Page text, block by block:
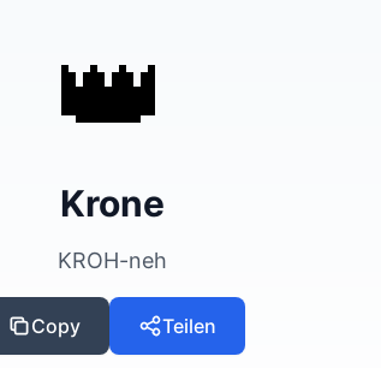
👑
Krone
KROH-neh
Copy Teilen